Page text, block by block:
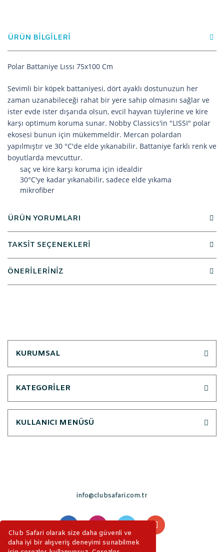
Club Safari olarak size daha güvenli ve
daha iyi bir alışveriş deneyimi sunabilmek
ÜRÜN BİLGİLERİ
Polar Battaniye Lıssı 75x100 Cm
Sevimli bir köpek battaniyesi, dört ayaklı dostunuzun her
zaman uzanabileceği rahat bir yere sahip olmasını sağlar ve
ister evde ister dışarıda olsun, evcil hayvan tüylerine ve kire
karşı optimum koruma sunar. Nobby Classics'in "LISSI" polar
ekosesi bunun için mükemmeldir. Mercan polardan
yapılmıştır ve 30 °C'de elde yıkanabilir. Battaniye farklı renk ve
boyutlarda mevcuttur.
saç ve kire karşı koruma için idealdir
30°C'ye kadar yıkanabilir, sadece elde yıkama
mikrofiber
ÜRÜN YORUMLARI
TAKSİT SEÇENEKLERİ
ÖNERİLERİNİZ
KURUMSAL
KATEGORİLER
KULLANICI MENÜSÜ
info@clubsafari.com.tr